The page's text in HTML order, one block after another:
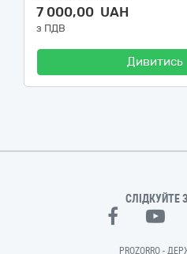
7 000,00 UAH
з ПДВ
Дивитись
СЛІДКУЙТЕ
PROZORRO -